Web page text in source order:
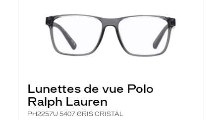
Lunettes de vue Polo
Ralph Lauren
PH2257U 5407 GRIS CRISTAL